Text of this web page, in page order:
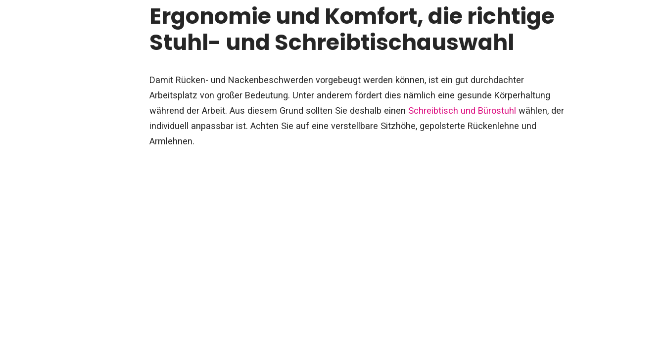
Ergonomie und Komfort, die richtige
Stuhl- und Schreibtischauswahl
Damit Rücken- und Nackenbeschwerden vorgebeugt werden können, ist ein gut durchdachter
Arbeitsplatz von großer Bedeutung. Unter anderem fördert dies nämlich eine gesunde Körperhaltung
während der Arbeit. Aus diesem Grund sollten Sie deshalb einen Schreibtisch und Bürostuhl wählen, der
individuell anpassbar ist. Achten Sie auf eine verstellbare Sitzhöhe, gepolsterte Rückenlehne und
Armlehnen.